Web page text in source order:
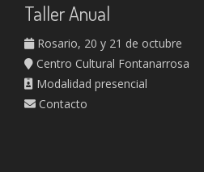
Taller Anual
Rosario, 20 y 21 de octubre
Centro Cultural Fontanarrosa
Modalidad presencial
Contacto